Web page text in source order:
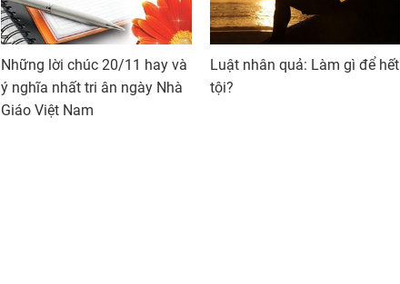
Những lời chúc 20/11 hay và
ý nghĩa nhất tri ân ngày Nhà
Giáo Việt Nam
Luật nhân quả: Làm gì để hết
tội?